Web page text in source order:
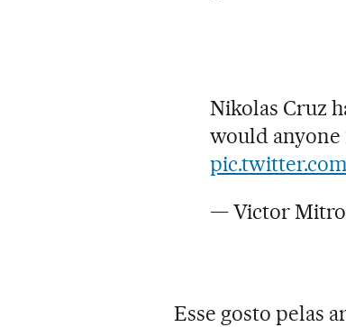
Nikolas Cruz
would anyone
— Victor
Esse gosto pelas